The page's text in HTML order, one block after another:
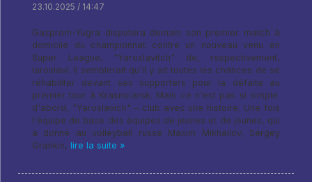
23.10.2025 / 14:47
Gazprom-Yugra disputera demain son premier match à
domicile du championnat contre un nouveau venu en
Super League, "Yaroslavitch" de, respectivement,
Iaroslavl. Il semblerait qu'il y ait toutes les chances de se
réhabiliter devant ses supporters pour la défaite au
premier tour à Krasnoïarsk. Mais ce n'est pas si simple.
d'abord, "Yaroslavich" – club avec une histoire. Une fois
l'équipe de base des équipes de jeunes et de jeunes, qui
a donné au volleyball russe Maxim Mikhailov, Sergey
Grankin, lire la suite »